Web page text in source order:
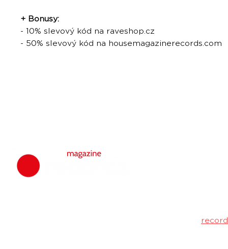
+ Bonusy:
- 10% slevový kód na raveshop.cz
- 50% slevový kód na housemagazinerecords.com